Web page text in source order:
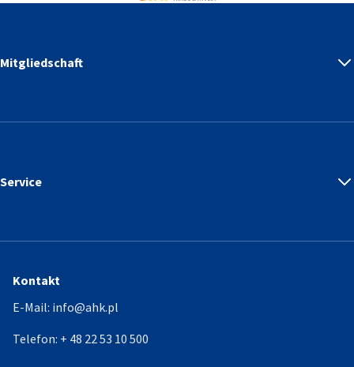
Mitgliedschaft
Service
Kontakt
E-Mail: info@ahk.pl
Telefon: + 48 22 53 10 500